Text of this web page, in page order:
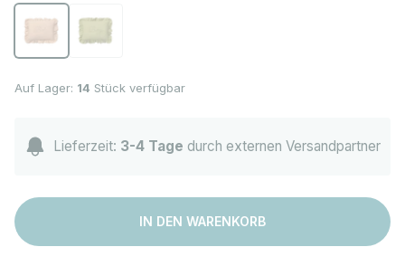
Auf Lager: 14 Stück verfügbar
Lieferzeit: 3-4 Tage durch externen Versandpartner
IN DEN WARENKORB